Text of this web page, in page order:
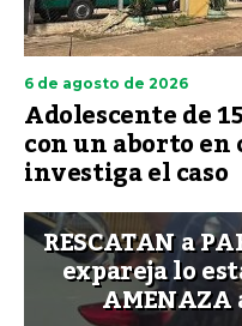
6 de agosto de 2026
Adolescente de
con un aborto en
investiga el caso
RESCATAN a
expareja lo
AMENAZA